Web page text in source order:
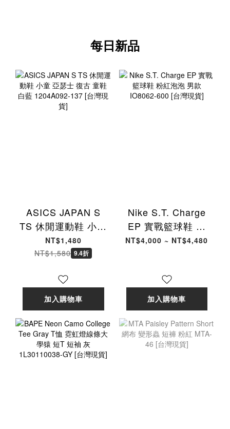
每日新品
ASICS JAPAN S
TS 休閒運動鞋 小童
亞瑟士 復古 童鞋 白
藍 1204A092-137
NT$1,480
NT$1,580 9.4折
加入購物車
Nike S.T. Charge
EP 實戰籃球鞋 粉
紅泡泡 男款
NT$4,000 ~ NT$4,480
加入購物車